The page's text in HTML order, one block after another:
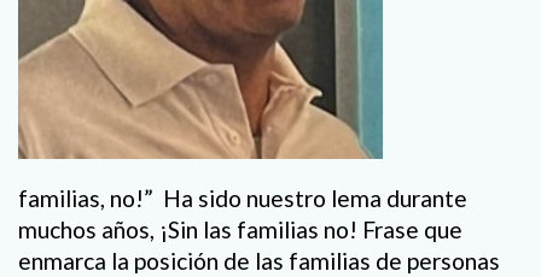
familias, no!” Ha sido nuestro lema durante
muchos años, ¡Sin las familias no! Frase que
enmarca la posición de las familias de personas